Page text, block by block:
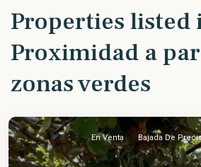
Properties listed
Proximidad a
zonas verdes
En Venta Bajada De